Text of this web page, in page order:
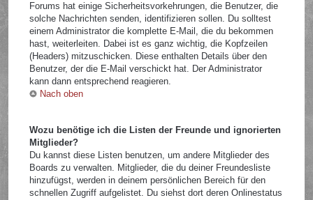
Forums hat einige Sicherheitsvorkehrungen, die Benutzer, die
solche Nachrichten senden, identifizieren sollen. Du solltest
einem Administrator die komplette E-Mail, die du bekommen
hast, weiterleiten. Dabei ist es ganz wichtig, die Kopfzeilen
(Headers) mitzuschicken. Diese enthalten Details über den
Benutzer, der die E-Mail verschickt hat. Der Administrator
kann dann entsprechend reagieren.
Nach oben
Wozu benötige ich die Listen der Freunde und ignorierten
Mitglieder?
Du kannst diese Listen benutzen, um andere Mitglieder des
Boards zu verwalten. Mitglieder, die du deiner Freundesliste
hinzufügst, werden in deinem persönlichen Bereich für den
schnellen Zugriff aufgelistet. Du siehst dort deren Onlinestatus